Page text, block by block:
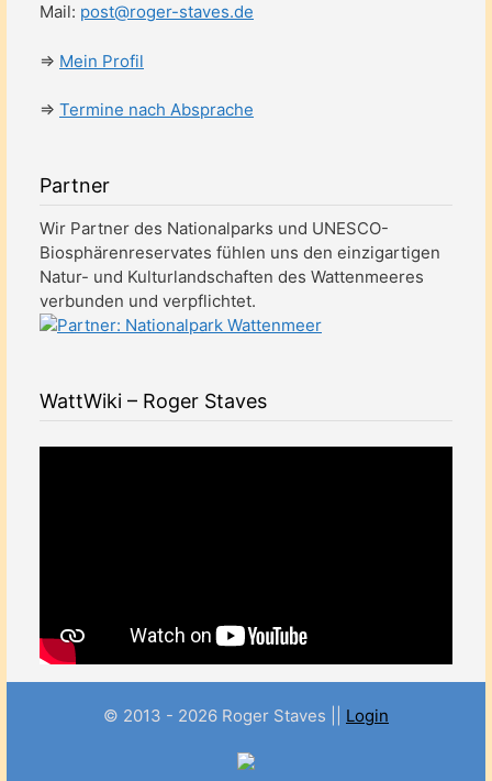
Mail: post@roger-staves.de
⇒ Mein Profil
⇒ Termine nach Absprache
Partner
Wir Partner des Nationalparks und UNESCO-
Biosphärenreservates fühlen uns den einzigartigen
Natur- und Kulturlandschaften des Wattenmeeres
verbunden und verpflichtet.
WattWiki – Roger Staves
© 2013 - 2026 Roger Staves || Login